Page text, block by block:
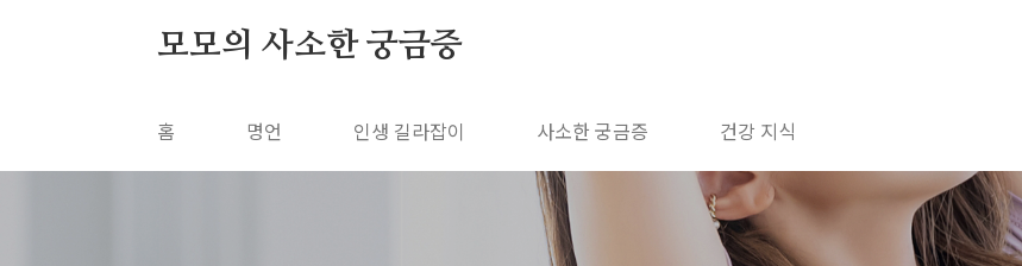
모모의 사소한 궁금증
홈 명언 인생 길라잡이 사소한 궁금증 건강 지식